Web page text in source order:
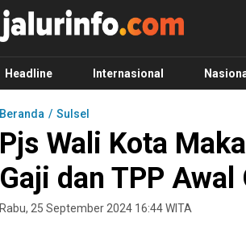
Info Terbaru, Berita Terkini Hari Ini,
Terkini, Akurat dan Terpercaya
Headline Internasional
Beranda Sulsel
Pjs Wali Kota
Gaji dan TPP
Rabu, 25 September 2024 16:44 WITA